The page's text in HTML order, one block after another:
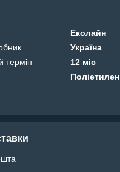
Еколайн
Україна
термін
12 міс
Поліетилен